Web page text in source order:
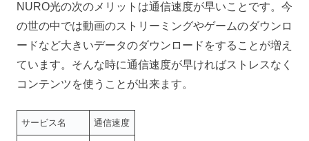
NURO光の次のメリットは通信速度が早いことです。今
の世の中では動画のストリーミングやゲームのダウンロ
ードなど大きいデータのダウンロードをすることが増え
ています。そんな時に通信速度が早ければストレスなく
コンテンツを使うことが出来ます。
サービス名 通信速度